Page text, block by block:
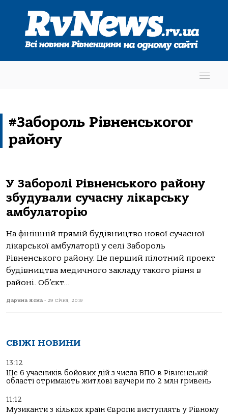
#Забороль Рівненськогог
району
У Заборолі Рівненського району
збудували сучасну лікарську
амбулаторію
На фінішній прямій будівництво нової сучасної
лікарської амбулаторії у селі Забороль
Рівненського району. Це перший пілотний проект
будівництва медичного закладу такого рівня в
районі. Об’єкт...
Дарина Ясна - 29 Січня, 2019
СВІЖІ НОВИНИ
13:12
Ще 6 учасників бойових дій з числа ВПО в Рівненській
області отримають житлові ваучери по 2 млн гривень
11:12
Музиканти з кількох країн Європи виступлять у Рівному